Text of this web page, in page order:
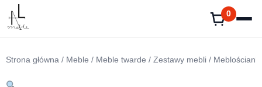
Przejdź
treści
0
Strona główna / Meble / Meble twarde / Zestawy mebli /